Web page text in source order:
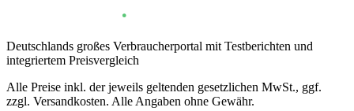
Deutschlands großes Verbraucherportal mit Testberichten und
integriertem Preisvergleich
Alle Preise inkl. der jeweils geltenden gesetzlichen MwSt., ggf.
zzgl. Versandkosten. Alle Angaben ohne Gewähr.